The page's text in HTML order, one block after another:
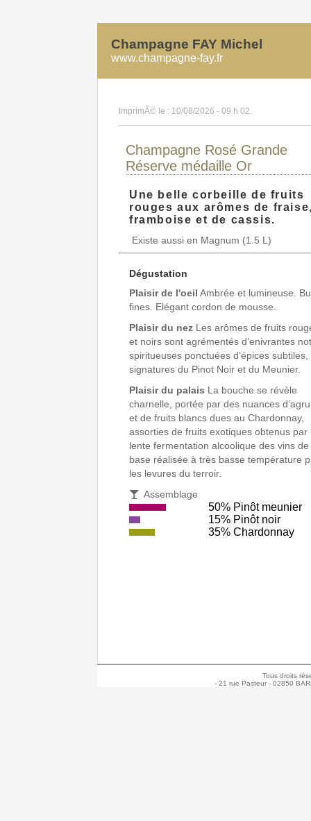
Champagne FAY Michel
www.champagne-fay.fr
ImprimÃ© le : 10/08/2026 - 09 h 02.
Champagne Rosé Grande
Réserve médaille Or
Une belle corbeille de fruits
rouges aux arômes de
framboise et de cassis.
Existe aussi en Magnum (1.5 L)
Dégustation
Plaisir de l'oeil Ambrée et lumineuse.
fines. Elégant cordon de mousse.
Plaisir du nez Les arômes de fruits
et noirs sont agrémentés d’enivrantes
spiritueuses ponctuées d’épices subtiles,
signatures du Pinot Noir et du Meunier.
Plaisir du palais La bouche se révèle
charnelle, portée par des nuances
et de fruits blancs dues au Chardonnay,
assorties de fruits exotiques obtenus par
lente fermentation alcoolique des vins de
base réalisée à très basse température
les levures du terroir.
Assemblage
50% Pinôt meunier
15% Pinôt noir
35% Chardonnay
Tous droits
- 21 rue Pasteur - 02850